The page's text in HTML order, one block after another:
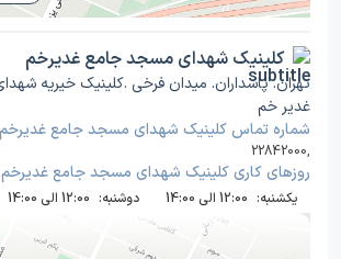
کلینیک شهدای مسجد جامع غدیرخم
تهران. پاسداران. میدان فرخی .کلینیک خیریه
غدیر خم
شماره تماس کلینیک شهدای مسجد جامع غدیرخم
22842000,
روز‌های کاری کلینیک شهدای مسجد جامع غدیرخم
یکشنبه: 12:00 الی 14:00 دوشنبه: 12:00 الی 14:00